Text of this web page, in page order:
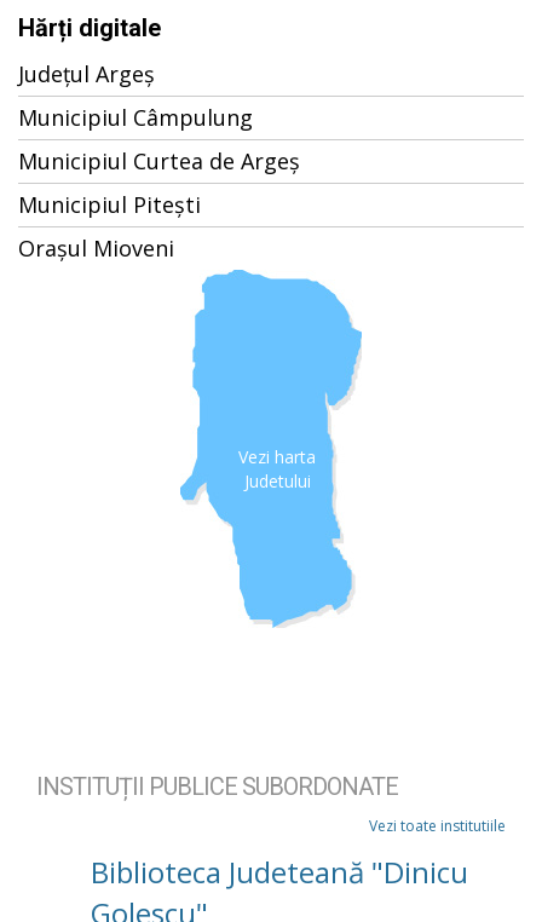
Hărți digitale
Județul Argeș
Municipiul Câmpulung
Municipiul Curtea de Argeș
Municipiul Pitești
Orașul Mioveni
Vezi harta
Judetului
INSTITUȚII PUBLICE SUBORDONATE
Vezi toate institutiile
Biblioteca Judeteană "Dinicu
Golescu"